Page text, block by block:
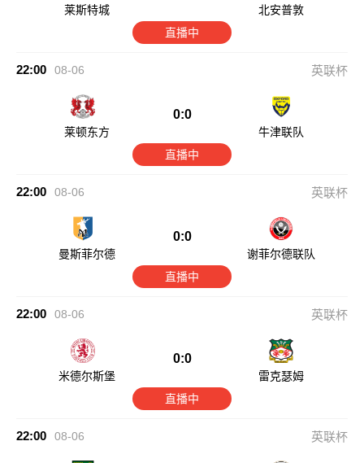
莱斯特城
北安普敦
直播中
22:00 08-06 英联杯
莱顿东方
0:0
牛津联队
直播中
22:00 08-06 英联杯
曼斯菲尔德
0:0
谢菲尔德联队
直播中
22:00 08-06 英联杯
米德尔斯堡
0:0
雷克瑟姆
直播中
22:00 08-06 英联杯